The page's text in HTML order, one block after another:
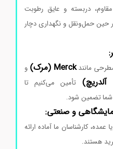
دربستهو عایقرطوبت
حمل‌ونقلونگهداریدچار
مانندMerck ( مرک) و
تأمینمی‌کنیمتا
تضمینشود.
وصنعتی:
کارشناسانما آمادهارائه
هستند.